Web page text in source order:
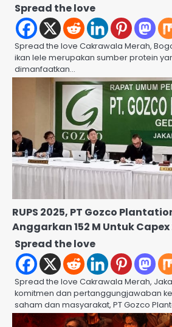
Spread the love
Spread the love Cakrawala Merah,
ikan lele merupakan sumber protein
dimanfaatkan…
RUPS 2025, PT Gozco
Anggarkan 152 M Untuk Capex
Spread the love
Spread the love Cakrawala Merah,
komitmen dan pertanggungjawaban
saham dan masyarakat, PT Gozco